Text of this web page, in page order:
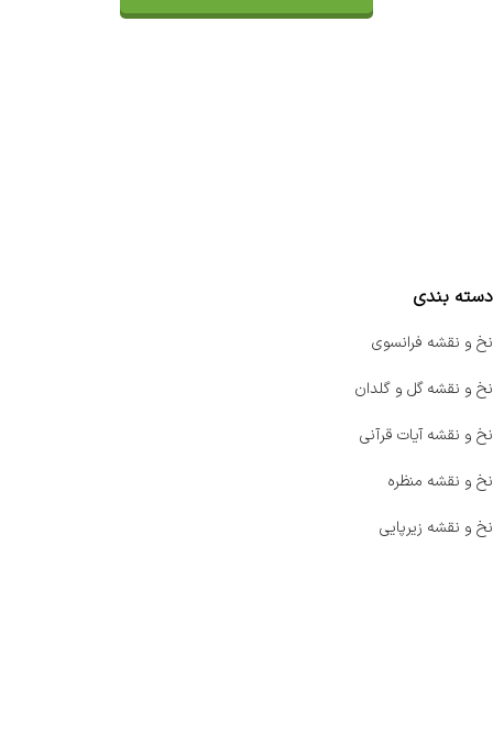
دسته بندی
نخ و نقشه فرانسوی
نخ و نقشه گل و گلدان
نخ و نقشه آیات قرآنی
نخ و نقشه منظره
نخ و نقشه زیرپایی